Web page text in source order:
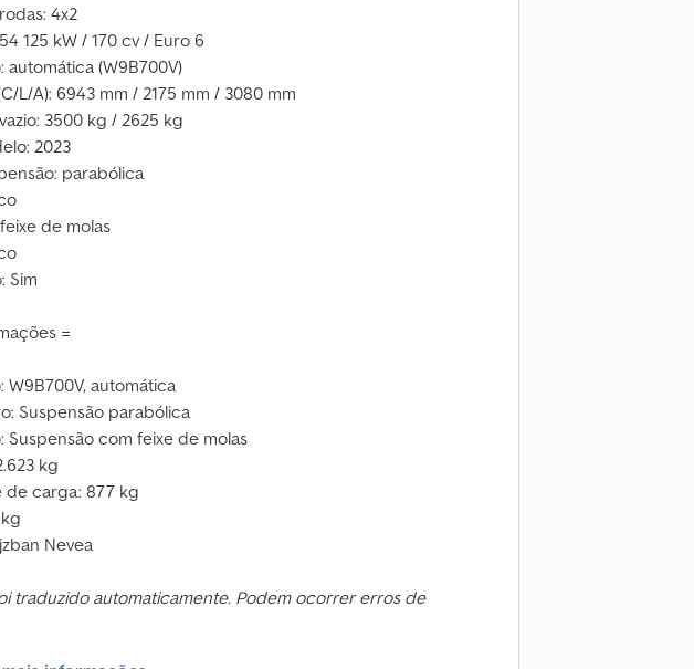
4x2
125 kW / 170 cv / Euro 6
automática (W9B700V)
L/A): 6943 mm / 2175 mm / 3080 mm
3500 kg / 2625 kg
2023
parabólica
de molas
Sim
=
W9B700V, automática
Suspensão parabólica
Suspensão com feixe de molas
kg
de carga: 877 kg
Nevea
traduzido automaticamente. Podem ocorrer erros de